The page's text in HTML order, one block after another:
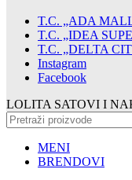
T.C. „ADA
T.C. „IDEA
T.C. „DELTA
Instagram
Facebook
LOLITA SATOVI I
MENI
BRENDOVI